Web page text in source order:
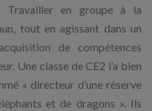
Travailler en groupe à la
tout en agissant dans un
de compétences
Une classe de CE2 l’a bien
« directeur d’une réserve
et de dragons ». Ils